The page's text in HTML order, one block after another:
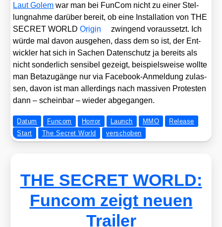
Laut Golem war man bei Fun­Com nicht zu einer Stel­
lung­nah­me dar­über bereit, ob eine Instal­la­ti­on von THE
SECRET WORLDOri­gin
zwin­gend vor­aus­setzt. Ich
wür­de mal davon aus­ge­hen, dass dem so ist, der Ent­
wick­ler hat sich in Sachen Daten­schutz ja bereits als
nicht son­der­lich sen­si­bel gezeigt, bei­spiels­wei­se woll­te
man Beta­zu­gän­ge nur via Face­book-Anmel­dung zulas­
sen, davon ist man aller­dings nach mas­si­ven Pro­tes­ten
dann – schein­bar – wie­der abge­gan­gen.
Datum Funcom Horror Launch MMO
Release
Start
The Secret World verschoben
THE SECRET WORLD:
Funcom zeigt neuen
Trailer